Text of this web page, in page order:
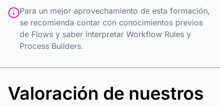
Para un mejor aprovechamiento de esta formación,
se recomienda contar con conocimientos previos
de Flows y saber interpretar Workflow Rules y
Process Builders.
Valoración de nuestros